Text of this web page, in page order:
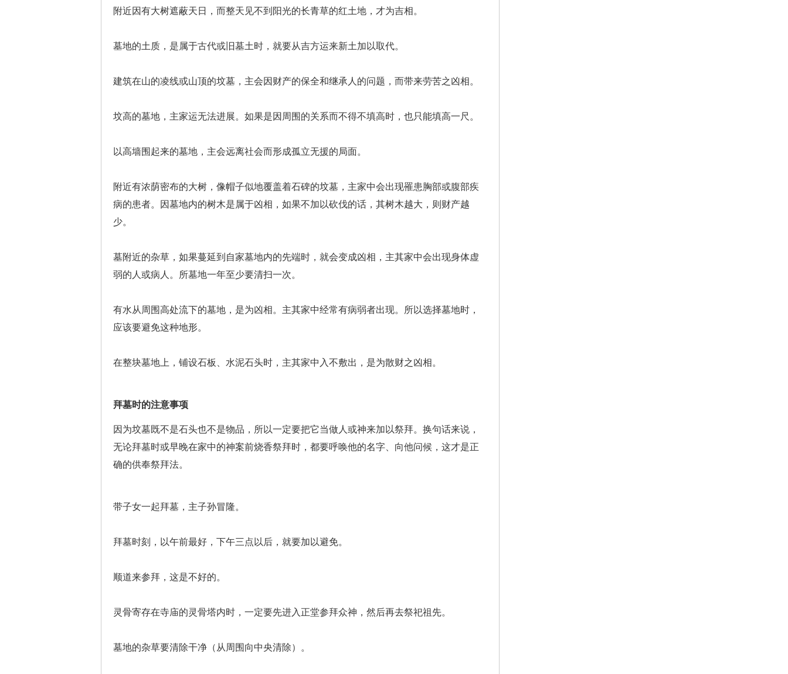
附近因有大树遮蔽天日，而整天见不到阳光的长青草的红土地，才为吉相。
墓地的土质，是属于古代或旧墓土时，就要从吉方运来新土加以取代。
建筑在山的凌线或山顶的坟墓，主会因财产的保全和继承人的问题，而带来劳苦之凶相。
坟高的墓地，主家运无法进展。如果是因周围的关系而不得不填高时，也只能填高一尺。
以高墙围起来的墓地，主会远离社会而形成孤立无援的局面。
附近有浓荫密布的大树，像帽子似地覆盖着石碑的坟墓，主家中会出现罹患胸部或腹部疾
病的患者。因墓地内的树木是属于凶相，如果不加以砍伐的话，其树木越大，则财产越
少。
墓附近的杂草，如果蔓延到自家墓地内的先端时，就会变成凶相，主其家中会出现身体虚
弱的人或病人。所墓地一年至少要清扫一次。
有水从周围高处流下的墓地，是为凶相。主其家中经常有病弱者出现。所以选择墓地时，
应该要避免这种地形。
在整块墓地上，铺设石板、水泥石头时，主其家中入不敷出，是为散财之凶相。
拜墓时的注意事项
因为坟墓既不是石头也不是物品，所以一定要把它当做人或神来加以祭拜。换句话来说，
无论拜墓时或早晚在家中的神案前烧香祭拜时，都要呼唤他的名字、向他问候，这才是正
确的供奉祭拜法。
带子女一起拜墓，主子孙冒隆。
拜墓时刻，以午前最好，下午三点以后，就要加以避免。
顺道来参拜，这是不好的。
灵骨寄存在寺庙的灵骨塔内时，一定要先进入正堂参拜众神，然后再去祭祀祖先。
墓地的杂草要清除干净（从周围向中央清除）。